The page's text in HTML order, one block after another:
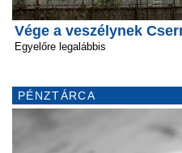
Vége a veszélynek
Egyelőre legalábbis
PÉNZTÁRCA